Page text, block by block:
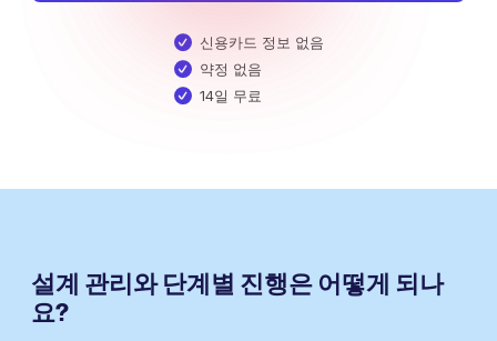
신용카드 정보 없음
약정 없음
14일 무료
설계 관리와 단계별 진행은 어떻게 되나
요?